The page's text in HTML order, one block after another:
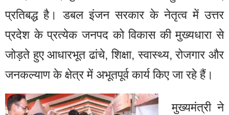
प्रतिबद्ध है। डबल इंजन सरकार के नेतृत्व में उत्तर
प्रदेश के प्रत्येक जनपद को विकास की मुख्यधारा से
जोड़ते हुए आधारभूत ढांचे, शिक्षा, स्वास्थ्य, रोजगार और
जनकल्याण के क्षेत्र में अभूतपूर्व कार्य किए जा रहे हैं।
मुख्यमंत्री ने